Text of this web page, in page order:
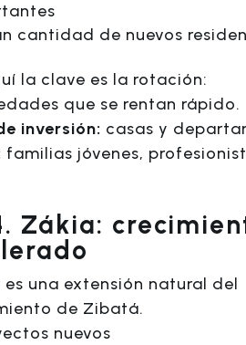
cantidad de nuevos
la clave es la rotación:
que se rentan rápido.
inversión: casas y
familias jóvenes,
Zákia:
es una extensión natural del
de Zibatá.
nuevos